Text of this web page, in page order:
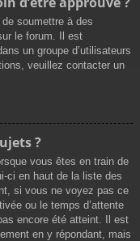
soumettre à des
le forum. Il est
un groupe d’utilisateurs
veuillez contacter un
?
vous êtes en train de
ci en haut de la liste des
si vous ne voyez pas ce
ou le temps d’attente
encore été atteint. Il est
en y répondant, mais